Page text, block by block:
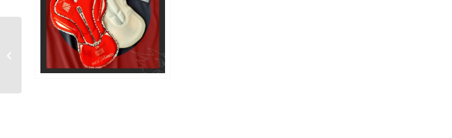
Rad-Trägerhose
222C418 / 225C418